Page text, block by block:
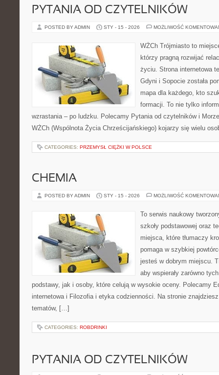
PYTANIA OD CZYTELNIKÓW
POSTED BY ADMIN STY - 15 - 2026 MOŻLIWOŚĆ
WŻCh Trójmiasto to
którzy pragną rozwijać
życiu. Strona internetowa
Gdyni i Sopocie została
mapa dla każdego, kto
formacji. To nie tylko
wzrastania – po ludzku. Polecamy Pytania od czytelników i
WŻCh (Wspólnota Życia Chrześcijańskiego) kojarzy się wielu
CATEGORIES: PRZEMYSŁ CIĘŻKI W POLSCE
CHEMIA
POSTED BY ADMIN STY - 15 - 2026 MOŻLIWOŚĆ
To serwis naukowy
szkoły podstawowej oraz
miejsca, które tłumaczy
pomaga w szybkiej
jesteś w dobrym miejscu.
aby wspierały zarówno
podstawy, jak i osoby, które celują w wysokie oceny. Polecamy
internetowa i Filozofia i etyka codzienności. Na stronie
tematów, […]
CATEGORIES: ROBDRINKI
PYTANIA OD CZYTELNIKÓW